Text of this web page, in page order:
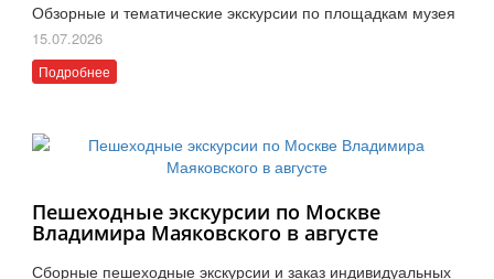
Обзорные и тематические экскурсии по площадкам музея
15.07.2026
Подробнее
Пешеходные экскурсии по Москве
Владимира Маяковского в августе
Сборные пешеходные экскурсии и заказ индивидуальных